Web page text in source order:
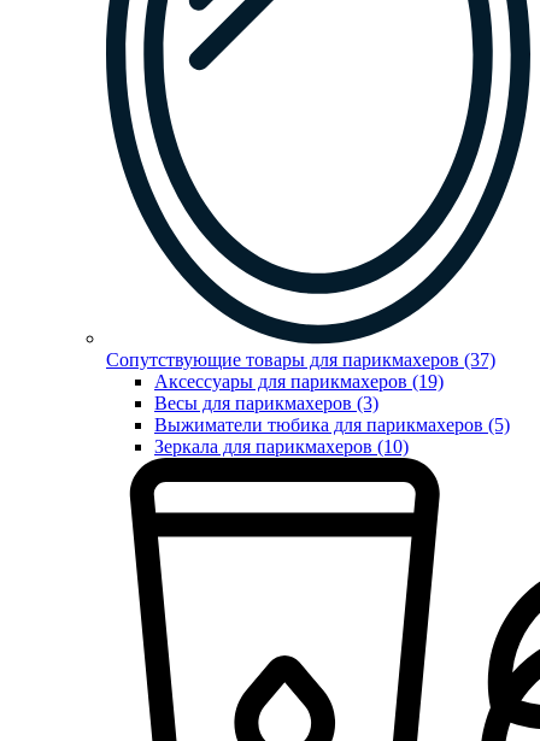
Сопутствующие товары для парикмахеров (37)
Аксессуары для парикмахеров (19)
Весы для парикмахеров (3)
Выжиматели тюбика для парикмахеров (5)
Зеркала для парикмахеров (10)